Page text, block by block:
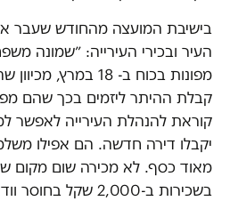
בישיבת המועצה מהחודש שעבר
העיר ובכירי העירייה: ״שמונה
מפונות בכוח ב- 18
קבלת ההיתר ליזמים בכך שהם
קוראת להנהלת העירייה לאפשר
יקבלו דירה חדשה. הם אפילו
מאוד כסף. לא מכירה שום מקום
בשכירות ב-2,000 שקל